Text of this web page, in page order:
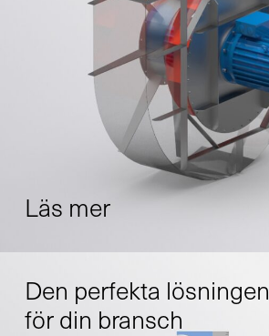
Läs mer
Den perfekta lösningen
för din bransch